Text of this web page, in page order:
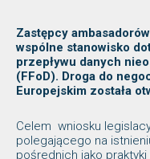
Zastępcy
wspólne stanowisko
przepływu danych
(FFoD). Droga do
Europejskim została
Celem wniosku
polegającego na
pośrednich jako